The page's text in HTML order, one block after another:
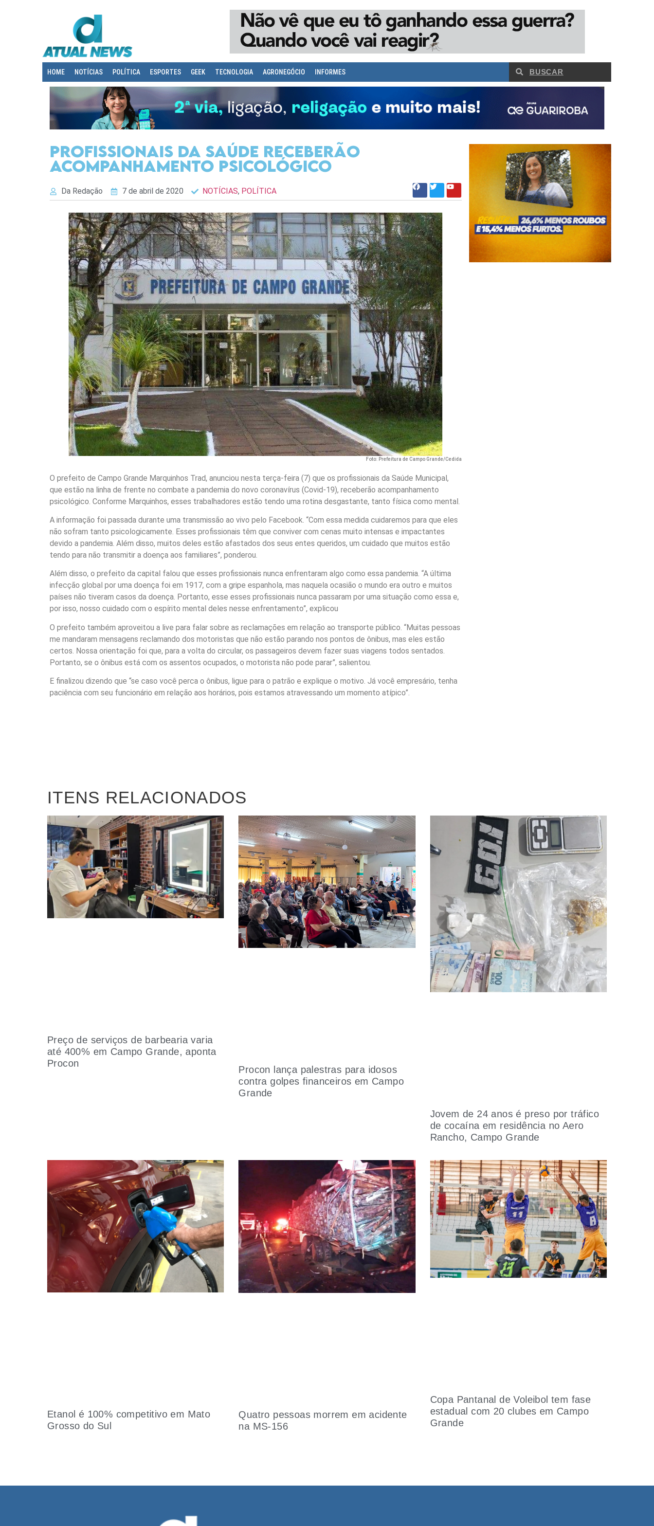
HOME NOTÍCIAS POLÍTICA ESPORTES GEEK TECNOLOGIA AGRONEGÓCIO INFORMES
Profissionais da Saúde receberão
acompanhamento psicológico
Da Redação 7 de abril de 2020 NOTÍCIAS, POLÍTICA
Foto: Prefeitura de Campo Grande/Cedida
O prefeito de Campo Grande Marquinhos Trad, anunciou nesta terça-feira (7) que os profissionais da Saúde Municipal,
que estão na linha de frente no combate a pandemia do novo coronavírus (Covid-19), receberão acompanhamento
psicológico. Conforme Marquinhos, esses trabalhadores estão tendo uma rotina desgastante, tanto física como mental.
A informação foi passada durante uma transmissão ao vivo pelo Facebook. “Com essa medida cuidaremos para que eles
não sofram tanto psicologicamente. Esses profissionais têm que conviver com cenas muito intensas e impactantes
devido a pandemia. Além disso, muitos deles estão afastados dos seus entes queridos, um cuidado que muitos estão
tendo para não transmitir a doença aos familiares”, ponderou.
Além disso, o prefeito da capital falou que esses profissionais nunca enfrentaram algo como essa pandemia. “A última
infecção global por uma doença foi em 1917, com a gripe espanhola, mas naquela ocasião o mundo era outro e muitos
países não tiveram casos da doença. Portanto, esse esses profissionais nunca passaram por uma situação como essa e,
por isso, nosso cuidado com o espírito mental deles nesse enfrentamento”, explicou
O prefeito também aproveitou a live para falar sobre as reclamações em relação ao transporte público. “Muitas pessoas
me mandaram mensagens reclamando dos motoristas que não estão parando nos pontos de ônibus, mas eles estão
certos. Nossa orientação foi que, para a volta do circular, os passageiros devem fazer suas viagens todos sentados.
Portanto, se o ônibus está com os assentos ocupados, o motorista não pode parar”, salientou.
E finalizou dizendo que “se caso você perca o ônibus, ligue para o patrão e explique o motivo. Já você empresário, tenha
paciência com seu funcionário em relação aos horários, pois estamos atravessando um momento atípico”.
ITENS RELACIONADOS
Preço de serviços de barbearia varia
até 400% em Campo Grande, aponta
Procon
Procon lança palestras para idosos
contra golpes financeiros em Campo
Grande
Jovem de 24 anos é preso por tráfico
de cocaína em residência no Aero
Rancho, Campo Grande
Etanol é 100% competitivo em Mato
Grosso do Sul
Quatro pessoas morrem em acidente
na MS-156
Copa Pantanal de Voleibol tem fase
estadual com 20 clubes em Campo
Grande